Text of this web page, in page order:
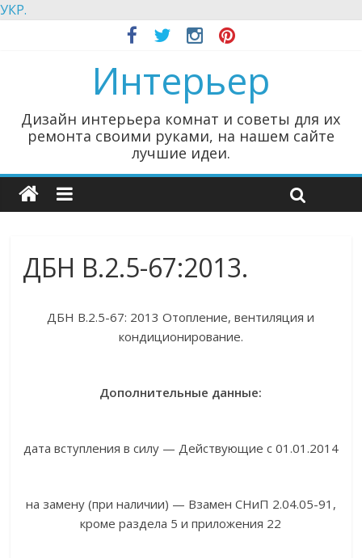
УКР.
Интерьер
Дизайн интерьера комнат и советы для их
ремонта своими руками, на нашем сайте
лучшие идеи.
ДБН В.2.5-67:2013.
ДБН В.2.5-67: 2013 Отопление, вентиляция и
кондиционирование.
Дополнительные данные:
дата вступления в силу — Действующие с 01.01.2014
на замену (при наличии) — Взамен СНиП 2.04.05-91,
кроме раздела 5 и приложения 22